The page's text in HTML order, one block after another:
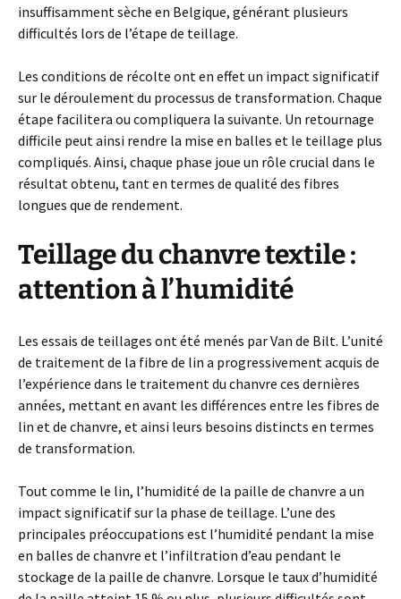
insuffisamment sèche en Belgique, générant plusieurs
difficultés lors de l’étape de teillage.
Les conditions de récolte ont en effet un impact significatif
sur le déroulement du processus de transformation. Chaque
étape facilitera ou compliquera la suivante. Un retournage
difficile peut ainsi rendre la mise en balles et le teillage plus
compliqués. Ainsi, chaque phase joue un rôle crucial dans le
résultat obtenu, tant en termes de qualité des fibres
longues que de rendement.
Teillage du chanvre textile :
attention à l’humidité
Les essais de teillages ont été menés par Van de Bilt. L’unité
de traitement de la fibre de lin a progressivement acquis de
l’expérience dans le traitement du chanvre ces dernières
années, mettant en avant les différences entre les fibres de
lin et de chanvre, et ainsi leurs besoins distincts en termes
de transformation.
Tout comme le lin, l’humidité de la paille de chanvre a un
impact significatif sur la phase de teillage. L’une des
principales préoccupations est l’humidité pendant la mise
en balles de chanvre et l’infiltration d’eau pendant le
stockage de la paille de chanvre. Lorsque le taux d’humidité